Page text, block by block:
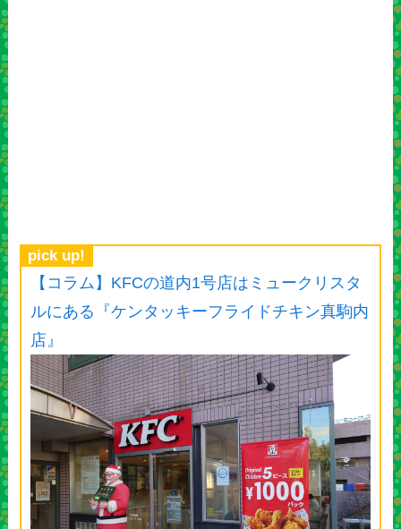
pick up!
【コラム】KFCの道内1号店はミュークリスタ
ルにある『ケンタッキーフライドチキン真駒内
店』